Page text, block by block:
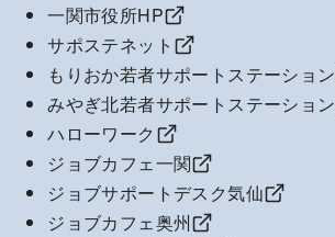
一関市役所HP
サポステネット
もりおか若者サポートステーション
みやぎ北若者サポートステーション
ハローワーク
ジョブカフェ一関
ジョブサポートデスク気仙
ジョブカフェ奥州